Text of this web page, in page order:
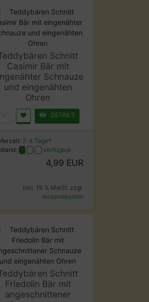
Schnitt
Casimir Bär mit
Schnauze
und eingenähten
Ohren
DETAILS
2-4 Tage*
verfügbar
4,99 EUR
inkl. 19 % MwSt. zzgl.
Versandkosten
Schnitt
Friedolin Bär mit
angeschnittener